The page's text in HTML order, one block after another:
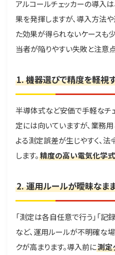
アルコールチェッカーの導入
果を発揮しますが、導入方法
た効果が得られないケースも少
当者が陥りやすい失敗と注意
1. 機器選びで精度を軽視
半導体式など安価で手軽なチ
定には向いていますが、業務
よる測定誤差が生じやすく、
します。精度の高い電気化学
2. 運用ルールが曖昧なま
「測定は各自任意で行う」「記
など、運用ルールが不明確な
クが高まります。導入前に測定